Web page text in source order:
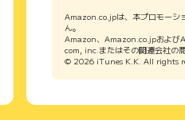
Amazon.co.jpは、本プロモーシ
ん。
Amazon、Amazon.co.jpおよび
com, inc.またはその関連会社の商
© 2026 iTunes K.K. All rights